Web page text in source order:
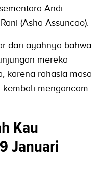
Andi
(Asha Assuncao).
dari ayahnya bahwa
mereka
karena rahasia masa
mengancam
Kau
Januari